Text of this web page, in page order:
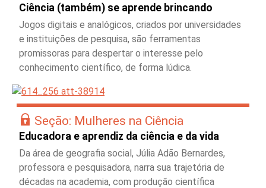
Ciência (também) se aprende brincando
Jogos digitais e analógicos, criados por universidades
e instituições de pesquisa, são ferramentas
promissoras para despertar o interesse pelo
conhecimento científico, de forma lúdica.
Seção: Mulheres na Ciência
Educadora e aprendiz da ciência e da vida
Da área de geografia social, Júlia Adão Bernardes,
professora e pesquisadora, narra sua trajetória de
décadas na academia, com produção científica